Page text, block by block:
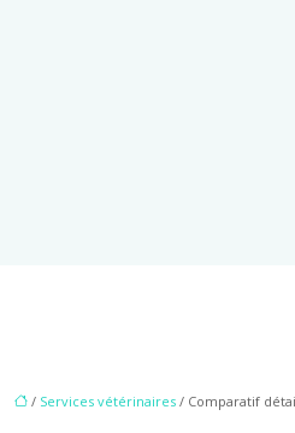
/ Services vétérinaires / Comparatif